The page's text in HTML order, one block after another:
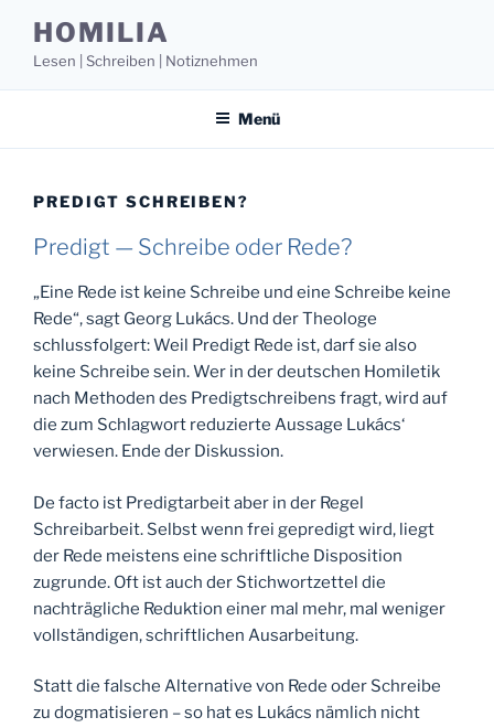
Inhalt
springen
HOMILIA
Lesen | Schreiben | Notiznehmen
Menü
PREDIGT SCHREIBEN?
Predigt — Schreibe oder Rede?
„Eine Rede ist keine Schreibe und eine Schreibe keine
Rede“, sagt Georg Lukács. Und der Theologe
schlussfolgert: Weil Predigt Rede ist, darf sie also
keine Schreibe sein. Wer in der deutschen Homiletik
nach Methoden des Predigtschreibens fragt, wird auf
die zum Schlagwort reduzierte Aussage Lukács‘
verwiesen. Ende der Diskussion.
De facto ist Predigtarbeit aber in der Regel
Schreibarbeit. Selbst wenn frei gepredigt wird, liegt
der Rede meistens eine schriftliche Disposition
zugrunde. Oft ist auch der Stichwortzettel die
nachträgliche Reduktion einer mal mehr, mal weniger
vollständigen, schriftlichen Ausarbeitung.
Statt die falsche Alternative von Rede oder Schreibe
zu dogmatisieren – so hat es Lukács nämlich nicht